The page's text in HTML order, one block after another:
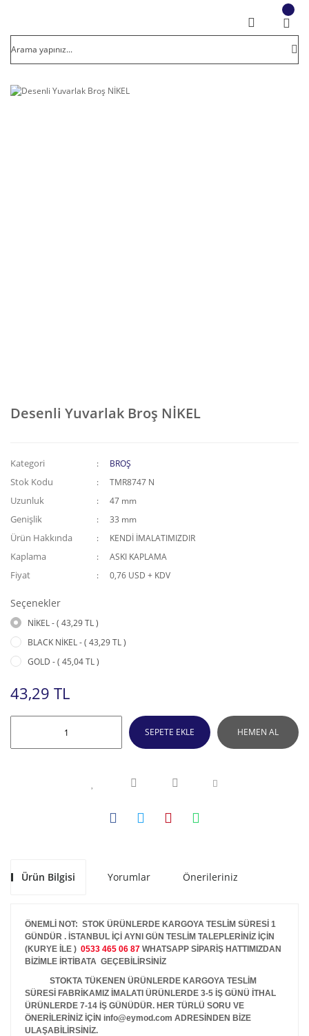
Desenli Yuvarlak Broş NİKEL
Kategori BROŞ
Stok Kodu TMR8747 N
Uzunluk 47 mm
Genişlik 33 mm
Ürün Hakkında KENDİ İMALATIMIZDIR
Kaplama ASKI KAPLAMA
Fiyat 0,76 USD + KDV
Seçenekler
NİKEL - ( 43,29 TL )
BLACK NİKEL - ( 43,29 TL )
GOLD - ( 45,04 TL )
43,29 TL
SEPETE EKLE HEMEN AL
Ürün Bilgisi Yorumlar Önerileriniz
ÖNEMLİ NOT: STOK ÜRÜNLERDE KARGOYA TESLİM SÜRESİ 1
GÜNDÜR . İSTANBUL İÇİ AYNI GÜN TESLİM TALEPLERİNİZ İÇİN
(KURYE İLE ) 0533 465 06 87 WHATSAPP SİPARİŞ HATTIMIZDAN
BİZİMLE İRTİBATA GEÇEBİLİRSİNİZ
STOKTA TÜKENEN ÜRÜNLERDE KARGOYA TESLİM
SÜRESİ FABRİKAMIZ İMALATI ÜRÜNLERDE 3-5 İŞ GÜNÜ İTHAL
ÜRÜNLERDE 7-14 İŞ GÜNÜDÜR. HER TÜRLÜ SORU VE
ÖNERİLERİNİZ İÇİN info@eymod.com ADRESİNDEN BİZE
ULAŞABİLİRSİNİZ.